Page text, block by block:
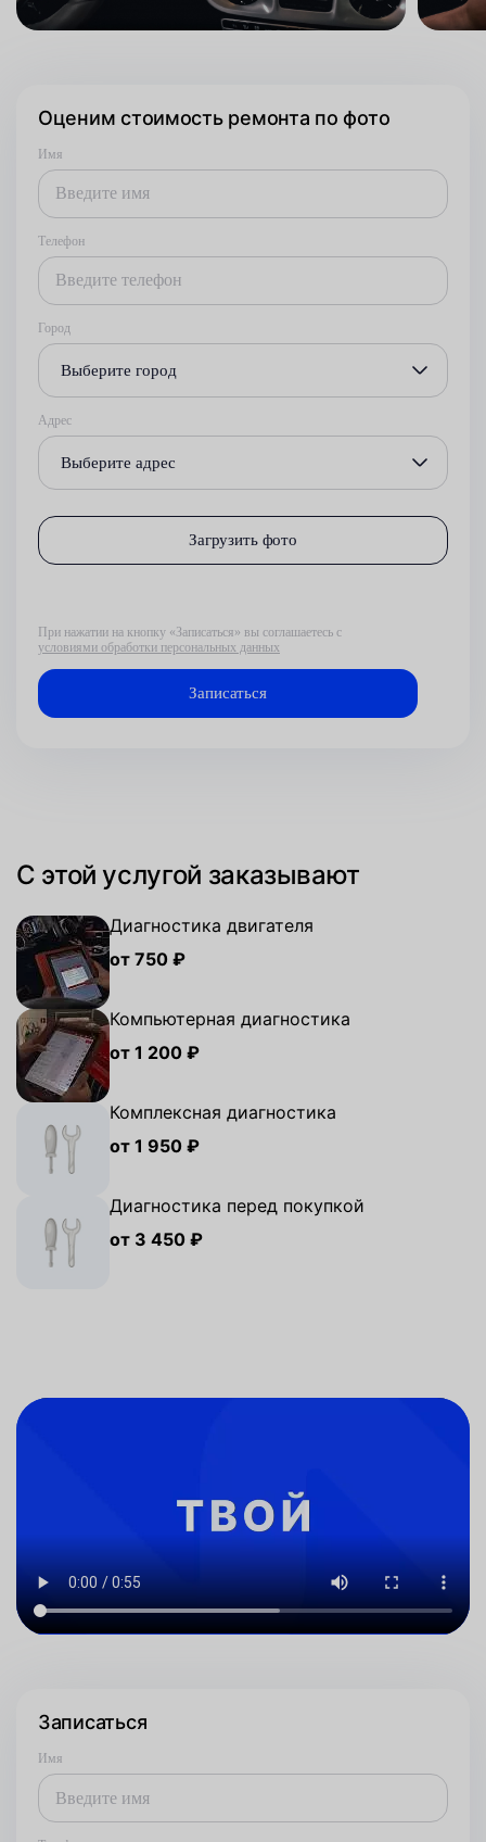
Оценим стоимость ремонта по фото
Имя
Телефон
Город
Выберите город
Адрес
Выберите адрес
Загрузить фото
При нажатии на кнопку «Записаться» вы соглашаетесь с
условиями обработки персональных данных
С этой услугой заказывают
Диагностика двигателя
от 750 ₽
Компьютерная диагностика
от 1 200 ₽
Комплексная диагностика
от 1 950 ₽
Диагностика перед покупкой
от 3 450 ₽
Записаться
Имя